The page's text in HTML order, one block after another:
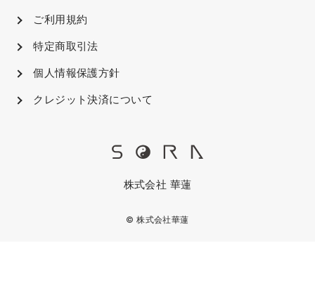
ご利用規約
特定商取引法
個人情報保護方針
クレジット決済について
株式会社 華蓮
© 株式会社華蓮